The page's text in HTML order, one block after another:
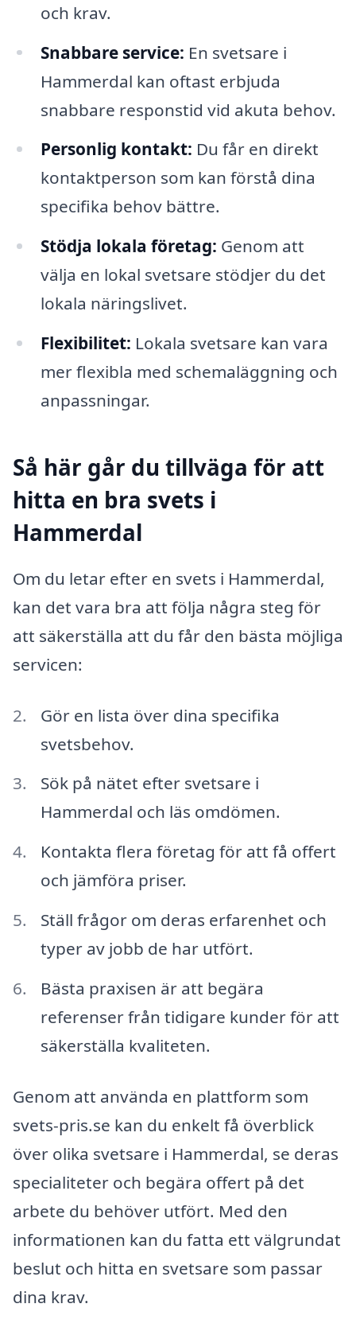
och krav.
Snabbare service: En svetsare i
Hammerdal kan oftast erbjuda
snabbare responstid vid akuta behov.
Personlig kontakt: Du får en direkt
kontaktperson som kan förstå dina
specifika behov bättre.
Stödja lokala företag: Genom att
välja en lokal svetsare stödjer du det
lokala näringslivet.
Flexibilitet: Lokala svetsare kan vara
mer flexibla med schemaläggning och
anpassningar.
Så här går du tillväga för att
hitta en bra svets i
Hammerdal
Om du letar efter en svets i Hammerdal,
kan det vara bra att följa några steg för
att säkerställa att du får den bästa möjliga
servicen:
Gör en lista över dina specifika
svetsbehov.
Sök på nätet efter svetsare i
Hammerdal och läs omdömen.
Kontakta flera företag för att få offert
och jämföra priser.
Ställ frågor om deras erfarenhet och
typer av jobb de har utfört.
Bästa praxisen är att begära
referenser från tidigare kunder för att
säkerställa kvaliteten.
Genom att använda en plattform som
svets-pris.se kan du enkelt få överblick
över olika svetsare i Hammerdal, se deras
specialiteter och begära offert på det
arbete du behöver utfört. Med den
informationen kan du fatta ett välgrundat
beslut och hitta en svetsare som passar
dina krav.